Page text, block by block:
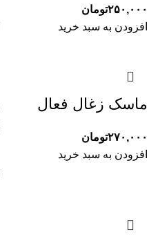
۲۵۰,۰۰۰تومان
افزودن به سبد خرید
ماسک زغال فعال
۲۷۰,۰۰۰تومان
افزودن به سبد خرید